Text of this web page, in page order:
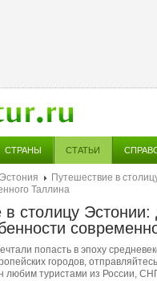
СТРАНЫ СТАТЬИ
Эстония
Путешествие в
Таллина
столицу Эстонии:
попасть в эпоху
городов,
любим туристами из России,